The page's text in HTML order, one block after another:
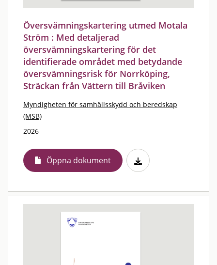
Översvämningskartering utmed Motala
Ström : Med detaljerad
översvämningskartering för det
identifierade området med betydande
översvämningsrisk för Norrköping,
Sträckan från Vättern till Bråviken
Myndigheten för samhällsskydd och beredskap
(MSB)
2026
Öppna dokument